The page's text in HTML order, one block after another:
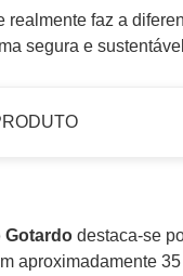
realmente faz a
segura e
Gotardo destaca-se
aproximadamente